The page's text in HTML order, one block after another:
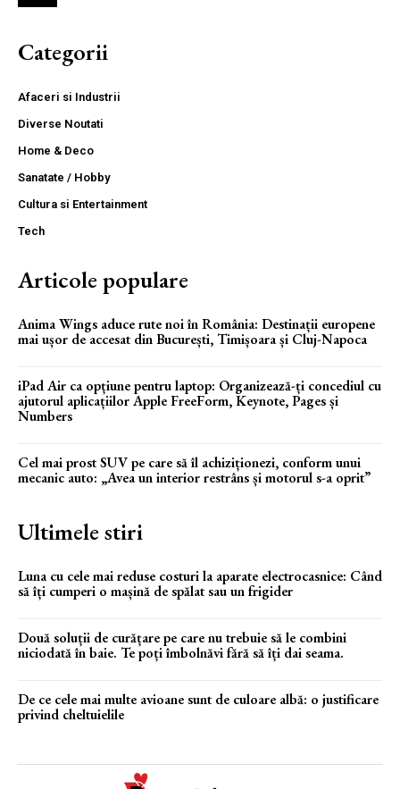
Categorii
Afaceri si Industrii
Diverse Noutati
Home & Deco
Sanatate / Hobby
Cultura si Entertainment
Tech
Articole populare
Anima Wings aduce rute noi în România: Destinații europene
mai ușor de accesat din București, Timișoara și Cluj-Napoca
iPad Air ca opțiune pentru laptop: Organizează-ți concediul cu
ajutorul aplicațiilor Apple FreeForm, Keynote, Pages și
Numbers
Cel mai prost SUV pe care să îl achiziționezi, conform unui
mecanic auto: „Avea un interior restrâns și motorul s-a oprit”
Ultimele stiri
Luna cu cele mai reduse costuri la aparate electrocasnice: Când
să îți cumperi o mașină de spălat sau un frigider
Două soluții de curățare pe care nu trebuie să le combini
niciodată în baie. Te poți îmbolnăvi fără să îți dai seama.
De ce cele mai multe avioane sunt de culoare albă: o justificare
privind cheltuielile